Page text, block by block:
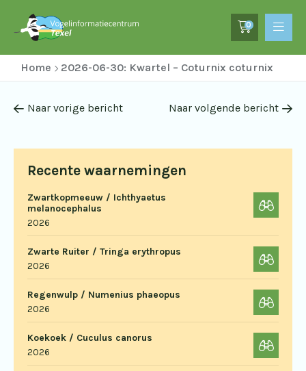
0
Home 2026-06-30: Kwartel – Coturnix coturnix
Recente waarnemingen
Zwartkopmeeuw / Ichthyaetus
melanocephalus
2026
Zwarte Ruiter / Tringa erythropus
2026
Regenwulp / Numenius phaeopus
2026
Koekoek / Cuculus canorus
2026
Naar vorige bericht Naar volgende bericht